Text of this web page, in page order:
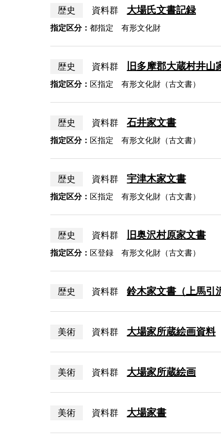
歴史 資料群 大場氏文書記録
指定区分： 都指定 有形文化財
歴史 資料群 旧多摩郡大蔵村井山
指定区分： 区指定 有形文化財（古文書）
歴史 資料群 石井家文書
指定区分： 区指定 有形文化財（古文書）
歴史 資料群 宇津木家文書
指定区分： 区指定 有形文化財（古文書）
歴史 資料群 旧奥沢村原家文書
指定区分： 区登録 有形文化財（古文書）
歴史 資料群 鈴木家文書（上馬引
美術 資料群 大場家所蔵絵画資料
美術 資料群 大場家所蔵絵画
美術 資料群 大場家書